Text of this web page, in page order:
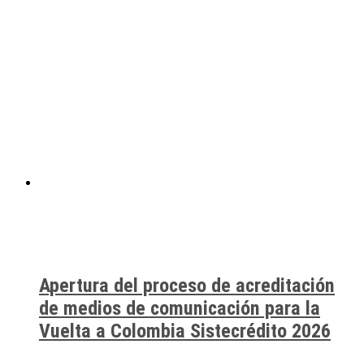
Apertura del proceso de acreditación
de medios de comunicación para la
Vuelta a Colombia Sistecrédito 2026